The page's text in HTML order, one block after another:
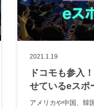
2021.1.19
ドコモも参入
せているeスポ
アメリカや中国、韓